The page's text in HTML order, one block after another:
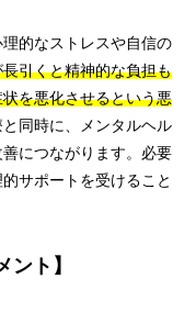
的なストレスや自信の
引くと精神的な負担も
を悪化させるという悪
と同時に、メンタルヘル
につながります。必要
サポートを受けること
ント】